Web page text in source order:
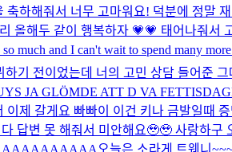
축하해줘서 너무 고마워요! 덕분에 정말
올해두 같이 행복하자 💗💗 태어나줘서
much and I can't wait to spend many
기 전이었는데 너의 고민 상담 들어준
JA GLÖMDE ATT D VA
이제 갈게요 빠빠이 이건 키나 금발일때
답변 못 해줘서 미안해요🥹🥹 사랑하구
오늘은 소라게. 트웨니